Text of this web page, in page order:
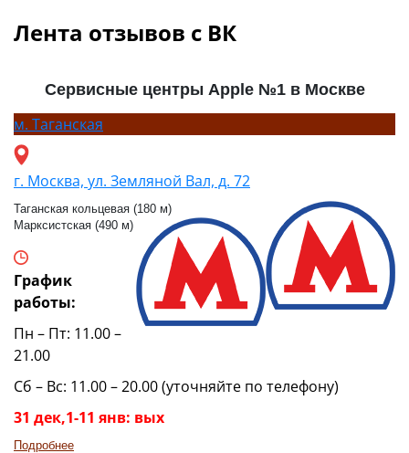
Лента отзывов с ВК
Сервисные центры Apple №1 в Москве
м. Таганская
г. Москва, ул. Земляной Вал, д. 72
Таганская кольцевая (180 м)
Марксистская (490 м)
График
работы:
Пн – Пт: 11.00 –
21.00
Сб – Вс: 11.00 – 20.00 (уточняйте по телефону)
31 дек,1-11 янв: вых
Подробнее